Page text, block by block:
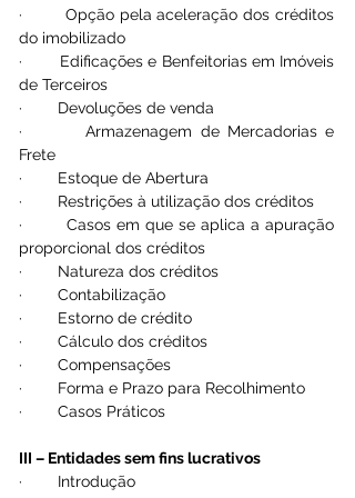
·        Opção pela aceleração dos créditos
do imobilizado
·        Edificações e Benfeitorias em Imóveis
de Terceiros
·        Devoluções de venda
·        Armazenagem de Mercadorias e
Frete
·        Estoque de Abertura
·        Restrições à utilização dos créditos
·        Casos em que se aplica a apuração
proporcional dos créditos
·        Natureza dos créditos
·        Contabilização
·        Estorno de crédito
·        Cálculo dos créditos
·        Compensações
·        Forma e Prazo para Recolhimento
·        Casos Práticos
III – Entidades sem fins lucrativos
·        Introdução